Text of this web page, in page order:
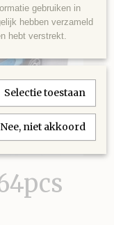
gebruiken in
hebben verzameld
hebt verstrekt.
Selectie toestaan
Nee, niet akkoord